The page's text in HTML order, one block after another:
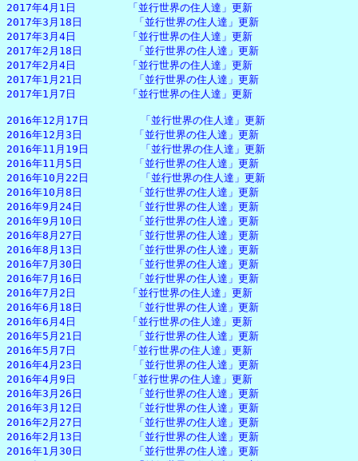
2017年4月1日　　　　　「並行世界の住人達」更新
2017年3月18日　　　　　「並行世界の住人達」更新
2017年3月4日　　　　　「並行世界の住人達」更新
2017年2月18日　　　　　「並行世界の住人達」更新
2017年2月4日　　　　　「並行世界の住人達」更新
2017年1月21日　　　　　「並行世界の住人達」更新
2017年1月7日　　　　　「並行世界の住人達」更新
2016年12月17日　　　　　「並行世界の住人達」更新
2016年12月3日　　　　　「並行世界の住人達」更新
2016年11月19日　　　　　「並行世界の住人達」更新
2016年11月5日　　　　　「並行世界の住人達」更新
2016年10月22日　　　　　「並行世界の住人達」更新
2016年10月8日　　　　　「並行世界の住人達」更新
2016年9月24日　　　　　「並行世界の住人達」更新
2016年9月10日　　　　　「並行世界の住人達」更新
2016年8月27日　　　　　「並行世界の住人達」更新
2016年8月13日　　　　　「並行世界の住人達」更新
2016年7月30日　　　　　「並行世界の住人達」更新
2016年7月16日　　　　　「並行世界の住人達」更新
2016年7月2日　　　　　「並行世界の住人達」更新
2016年6月18日　　　　　「並行世界の住人達」更新
2016年6月4日　　　　　「並行世界の住人達」更新
2016年5月21日　　　　　「並行世界の住人達」更新
2016年5月7日　　　　　「並行世界の住人達」更新
2016年4月23日　　　　　「並行世界の住人達」更新
2016年4月9日　　　　　「並行世界の住人達」更新
2016年3月26日　　　　　「並行世界の住人達」更新
2016年3月12日　　　　　「並行世界の住人達」更新
2016年2月27日　　　　　「並行世界の住人達」更新
2016年2月13日　　　　　「並行世界の住人達」更新
2016年1月30日　　　　　「並行世界の住人達」更新